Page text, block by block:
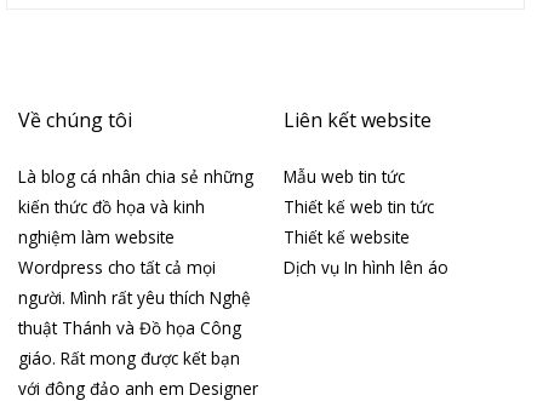
Về chúng tôi
Là blog cá nhân chia sẻ những
kiến thức đồ họa và kinh
nghiệm làm website
Wordpress cho tất cả mọi
người. Mình rất yêu thích Nghệ
thuật Thánh và Đồ họa Công
giáo. Rất mong được kết bạn
với đông đảo anh em Designer
Liên kết website
Mẫu web tin tức
Thiết kế web tin tức
Thiết kế website
Dịch vụ In hình lên áo